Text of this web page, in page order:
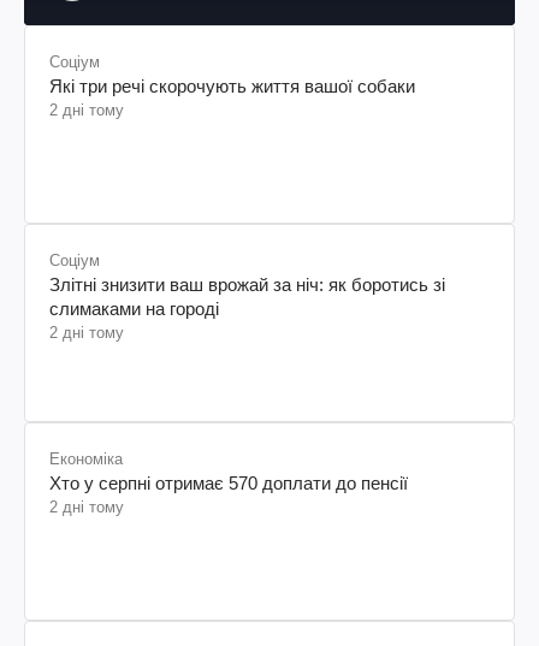
Соціум
Які три речі скорочують життя вашої собаки
2 дні тому
Соціум
Злітні знизити ваш врожай за ніч: як боротись зі
слимаками на городі
2 дні тому
Економіка
Хто у серпні отримає 570 доплати до пенсії
2 дні тому